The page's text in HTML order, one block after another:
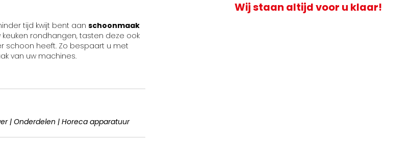
tijd kwijt bent aan schoonmaak
rondhangen, tasten deze ook
schoon heeft. Zo bespaart u met
van uw machines.
| Onderdelen | Horeca apparatuur
Wij staan altijd voor u klaar!